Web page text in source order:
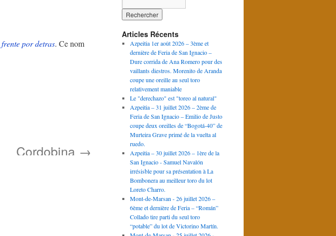
frente por detras. Ce nom
Cordobina →
Articles Récents
Azpeitia 1er août 2026 – 3ème et
dernière de Feria de San Ignacio –
Dure corrida de Ana Romero pour des
vaillants diestros. Morenito de Aranda
coupe une oreille au seul toro
relativement maniable
Le "derechazo" est "toreo al natural"
Azpeitia – 31 juillet 2026 – 2ème de
Feria de San Ignacio – Emilio de Justo
coupe deux oreilles de “Bogotá-40” de
Murteira Grave primé de la vuelta al
ruedo.
Azpeitia – 30 juillet 2026 – 1ère de la
San Ignacio - Samuel Navalón
irrésisble pour sa présentation à La
Bombonera au meilleur toro du lot
Loreto Charro.
Mont-de-Marsan - 26 juillet 2026 –
6ème et dernière de Feria – “Román”
Collado tire parti du seul toro
“potable” du lot de Victorino Martín.